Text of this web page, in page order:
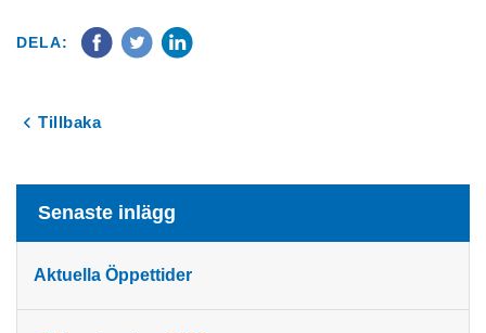
DELA:
Tillbaka
Senaste inlägg
Aktuella Öppettider